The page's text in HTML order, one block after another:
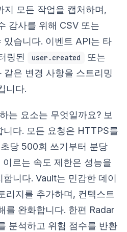
지 모든 작업을 캡처하며,
감사를 위해 CSV 또는
있습니다. 이벤트 API는 타
링된
user.created 또는
같은 변경 사항을 스트리밍
니다.
는 요소는 무엇일까요? 보
니다. 모든 요청은 HTTPS를
당 500회 쓰기부터 분당
르는 속도 제한은 성능을
니다. Vault는 민감한 데이
리지를 추가하며, 컨텍스트
를 완화합니다. 한편 Radar
분석하고 위험 점수를 반환